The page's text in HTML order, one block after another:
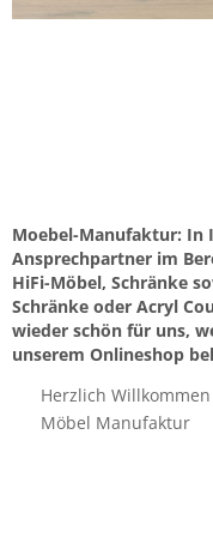
Moebel-Manufaktur: In
Ansprechpartner im
HiFi-Möbel, Schränke
Schränke oder Acryl
wieder schön für uns,
unserem Onlineshop
Herzlich
Möbel Manufaktur